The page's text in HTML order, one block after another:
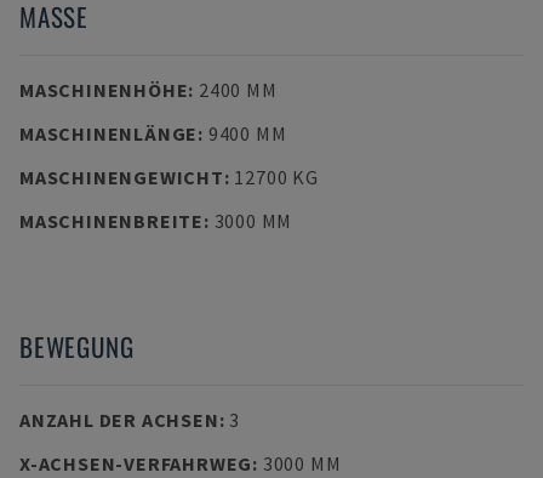
MASSE
MASCHINENHÖHE: 2400 MM
MASCHINENLÄNGE: 9400 MM
MASCHINENGEWICHT: 12700 KG
MASCHINENBREITE: 3000 MM
BEWEGUNG
ANZAHL DER ACHSEN: 3
X-ACHSEN-VERFAHRWEG: 3000 MM